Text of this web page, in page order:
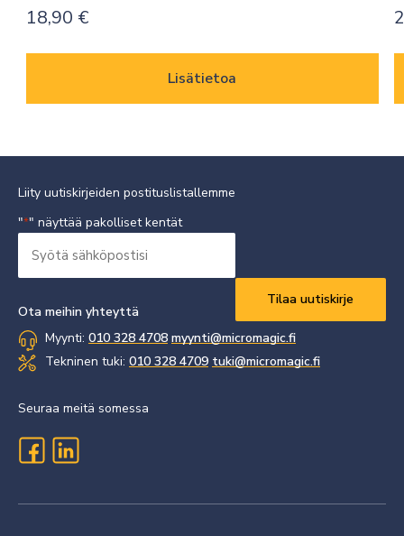
18,90 €
Lisätietoa
Liity uutiskirjeiden postituslistallemme
"*" näyttää pakolliset kentät
sähköpostisi
Ota meihin yhteyttä
Myynti: 010 328 4708 myynti@micromagic.fi
Tekninen tuki: 010 328 4709 tuki@micromagic.fi
Seuraa meitä somessa